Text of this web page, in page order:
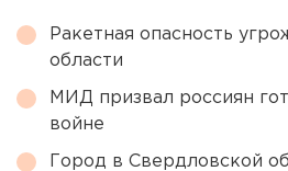
Ракетная опасность
области
МИД призвал россиян
войне
Город в Свердловской